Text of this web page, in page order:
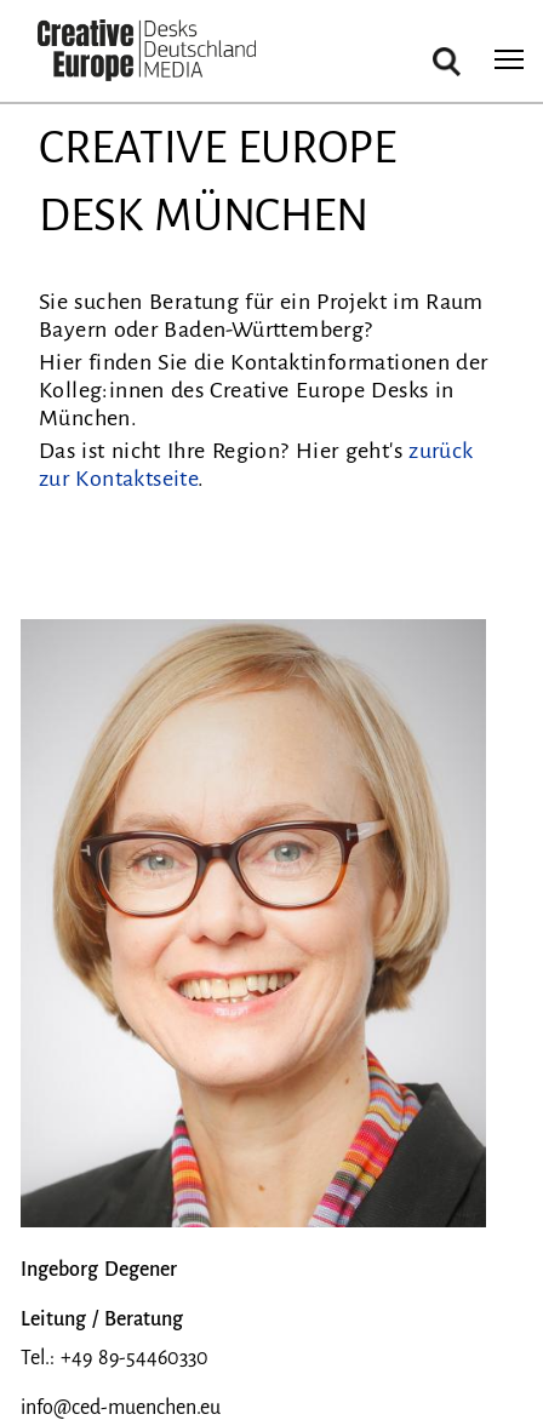
Suche
CREATIVE EUROPE
DESK MÜNCHEN
Sie suchen Beratung für ein Projekt im Raum
Bayern oder Baden-Württemberg?
Hier finden Sie die Kontaktinformationen der
Kolleg:innen des Creative Europe Desks in
München.
Das ist nicht Ihre Region? Hier geht'szurück
zur Kontaktseite.
Ingeborg Degener
Leitung / Beratung
Tel.: +49 89-54460330
info@ced-muenchen.eu